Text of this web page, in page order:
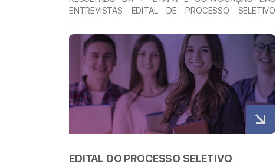
ENTREVISTAS EDITAL DE PROCESSO SELETIVO
ESTÁGIO NÃO OBRIGATÓRIO REMUNERADO – CLIQUE
AQUI PARA ACESSAR SOBRE A VAGA O Processo
Seletivo Simplificado para Estágio será realizado pelo
próprio Instituto do Ensino, Pesquisa e Inovação da
Liga …
Continued
Veja mais
EDITAL DO PROCESSO SELETIVO